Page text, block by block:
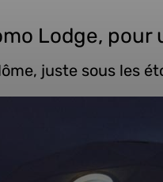
Lodge,
juste sous les